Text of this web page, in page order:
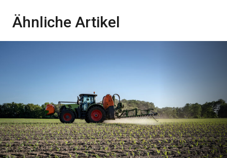
Ähnliche Artikel